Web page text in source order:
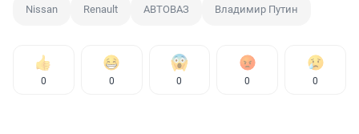
Nissan Renault АВТОВАЗ Владимир Путин
0 0 0 0 0